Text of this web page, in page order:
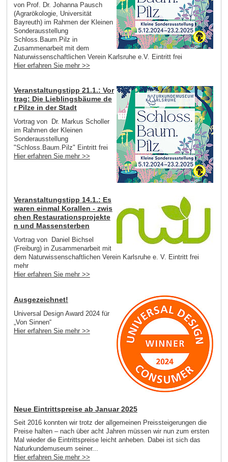
von Prof. Dr. Johanna Pausch
(Agrarökologie, Universität
Bayreuth) im Rahmen der Kleinen
Sonderausstellung
Schloss.Baum.Pilz in
Zusammenarbeit mit dem
Naturwissenschaftlichen Verein Karlsruhe e.V. Eintritt frei
Hier erfahren Sie mehr >>
Veranstaltungstipp 21.1.: Vor
trag: Die Lieblingsbäume de
r Pilze in der Stadt
Vortrag von Dr. Markus Scholler
im Rahmen der Kleinen
Sonderausstellung
"Schloss.Baum.Pilz" Eintritt frei
Hier erfahren Sie mehr >>
Veranstaltungstipp 14.1.: Es
waren einmal Korallen - zwis
chen Restaurationsprojekte
n und Massensterben
Vortrag von Daniel Bichsel
(Freiburg) in Zusammenarbeit mit
dem Naturwissenschaftlichen Verein Karlsruhe e. V. Eintritt frei
mehr
Hier erfahren Sie mehr >>
Ausgezeichnet!
Universal Design Award 2024 für
„Von Sinnen“
Hier erfahren Sie mehr >>
Neue Eintrittspreise ab Januar 2025
Seit 2016 konnten wir trotz der allgemeinen Preissteigerungen die
Preise halten – nach über acht Jahren müssen wir nun zum ersten
Mal wieder die Eintrittspreise leicht anheben. Dabei ist sich das
Naturkundemuseum seiner...
Hier erfahren Sie mehr >>